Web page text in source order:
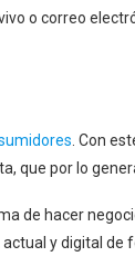
o correo
. Con
que por lo
de hacer
y digital